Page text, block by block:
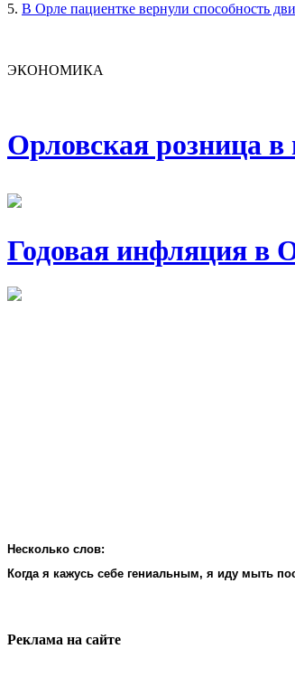
5. В Орле пациентке вернули способность
ЭКОНОМИКА
Орловская розница
Годовая инфляция в
Несколько слов:
Когда я кажусь себе гениальным, я иду мыть
Реклама на cайте